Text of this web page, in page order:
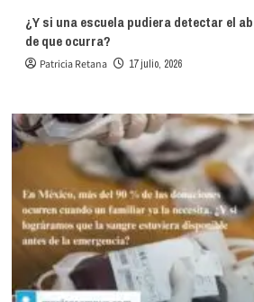
¿Y si una escuela pudiera detectar el
de que ocurra?
Patricia Retana 17 julio, 2026